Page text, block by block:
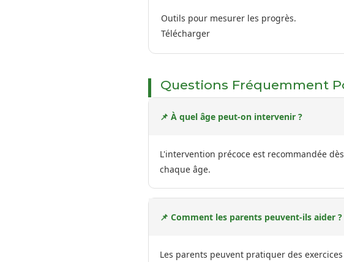
Outils pour mesurer les progrès.
Télécharger
Questions Fréquemment
📌 À quel âge peut-on intervenir ?
L'intervention précoce est recommandée
chaque âge.
📌 Comment les parents peuvent-ils aider ?
Les parents peuvent pratiquer des